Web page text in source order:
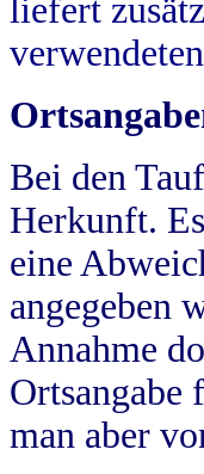
liefert
Bei den
Herkunft.
eine
angegeben
Annahme
Ortsangabe
man aber